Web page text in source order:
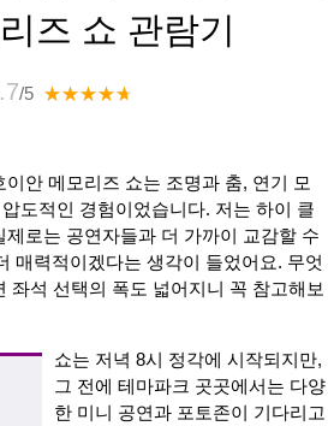
즈 쇼 관람기
/5
안 메모리즈 쇼는 조명과 춤, 연기 모
도적인 경험이었습니다. 저는 하이 클
로는 공연자들과 더 가까이 교감할 수
매력적이겠다는 생각이 들었어요. 무엇
좌석 선택의 폭도 넓어지니 꼭 참고해보
쇼는 저녁 8시 정각에 시작되지만,
그 전에 테마파크 곳곳에서는 다양
한 미니 공연과 포토존이 기다리고